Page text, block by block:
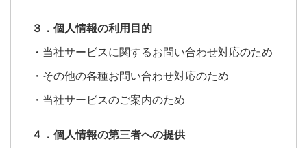
３．個人情報の利用目的
・当社サービスに関するお問い合わせ対応のため
・その他の各種お問い合わせ対応のため
・当社サービスのご案内のため
４．個人情報の第三者への提供